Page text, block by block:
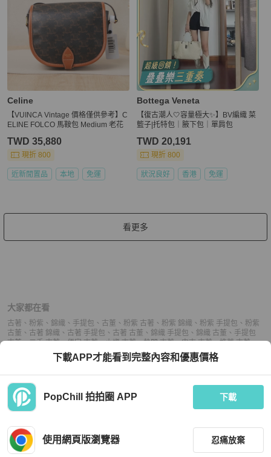
Celine
【VUINCA Vintage 價格僅供參考】C
ELINE FOLCO 馬鞍包 Medium 老花
TWD 35,880
現折 800
近新閒置品 本地 免運
Bottega Veneta
【復古潮人🤍容量極大✨】BV編織 菜
籃子|托特包｜腋下包｜單肩包
TWD 20,191
現折 800
狀況良好 香港 免運
看更多
大家都在看
古著 、 粉紫 、 錦織 、 手提包 、 古董 、 粉紫 古著 、 粉紫 錦織 、 粉紫 手提包 、 粉紫
古董 、 古著 錦織 、 古著 手提包 、 古著 古董 、 錦織 手提包 、 錦織 古董 、 手提包
古董、二手 古著、便宜 古著、小資 古著、熱門 古著、中古 古著、推薦 古著、
便宜 手提包、 小資 手提包、熱門 手提包、中古 手提包
二手 古董 、便宜 古董、小資 古董、熱門 古董、中古 古董、
下載APP才能看到完整內容和優惠價格
PopChill 拍拍圈 APP 下載
使用網頁版瀏覽器 忍痛放棄